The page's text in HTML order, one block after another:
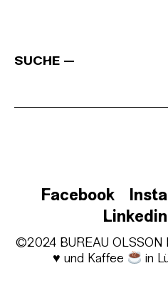
SUCHE
Facebook
Linkedin
©2024 BUREAU
♥ und Kaffee in